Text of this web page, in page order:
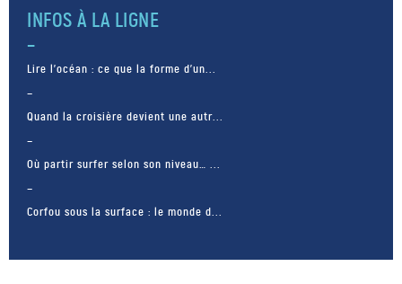
INFOS À LA LIGNE
Lire l’océan : ce que la forme d’un...
Quand la croisière devient une autr...
Où partir surfer selon son niveau… ...
Corfou sous la surface : le monde d...